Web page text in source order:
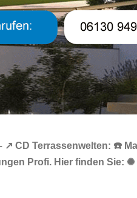
↗️ CD Terrassenwelten: ☎️
Profi. Hier finden Sie: